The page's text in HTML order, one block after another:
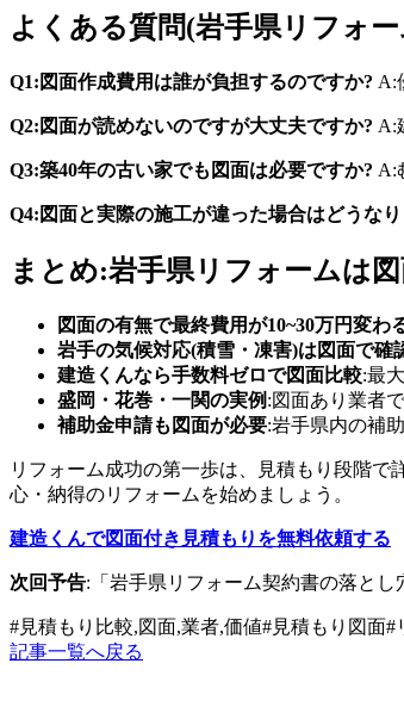
よくある質問(岩手県リフォ
Q1:図面作成費用は誰が負担するのですか? A:
Q2:図面が読めないのですが大丈夫ですか? A:
Q3:築40年の古い家でも図面は必要ですか? A:
Q4:図面と実際の施工が違った場合はどうな
まとめ:岩手県リフォームは
図面の有無で最終費用が10~30万円変わ
岩手の気候対応(積雪・凍害)は図面で確
建造くんなら手数料ゼロで図面比較:最
盛岡・花巻・一関の実例 :図面あり業者
補助金申請も図面が必要:岩手県内の補
リフォーム成功の第一歩は、見積もり段階
心・納得のリフォームを始めましょう。
建造くんで図面付き見積もりを無料依頼する
次回予告:「岩手県リフォーム契約書の落と
#見積もり比較,図面,業者,価値#見積もり図面#
記事一覧へ戻る